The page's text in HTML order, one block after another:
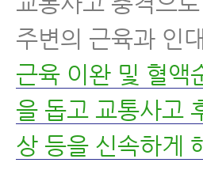
주변의 근육과 인
근육 이완 및 혈액
을 돕고 교통사고
상 등을 신속하게